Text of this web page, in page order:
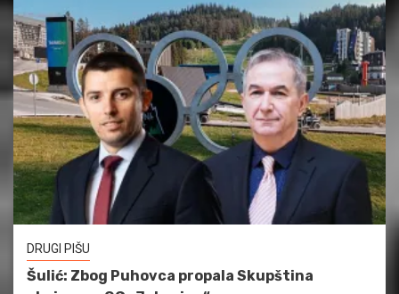
DRUGI PIŠU
Šulić: Zbog Puhovca propala Skupština